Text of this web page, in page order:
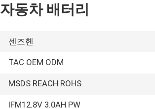
자동차 배터리
센즈헨
TAC OEM ODM
MSDS REACH ROHS
IFM12.8V 3.0AH PW